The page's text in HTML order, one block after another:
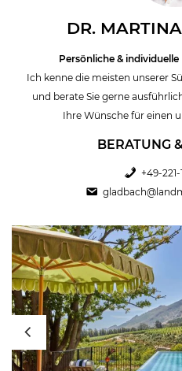
Leoparden und Elefanten live in
sicherlich wiederkommen!
Vielleicht interessieren Sie sich
DR.
Persönliche &
Ich kenne die meisten unserer
und berate Sie gerne
Ihre Wünsche für einen
BERATUNG
+49-